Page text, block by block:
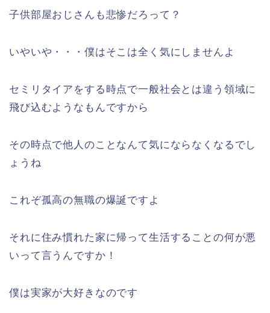
子供部屋おじさんも悲惨だろって？
いやいや・・・僕はそこは全く気にしませんよ
セミリタイアをする時点で一般社会とは違う領域に
飛び込むようなもんですから
その時点で他人のことなんて気にならなくなるでし
ょうね
これぞ孤高の無職の爆誕ですよ
それに住み慣れた家に帰って生活することの何が悪
いって言うんですか！
僕は実家が大好きなのです